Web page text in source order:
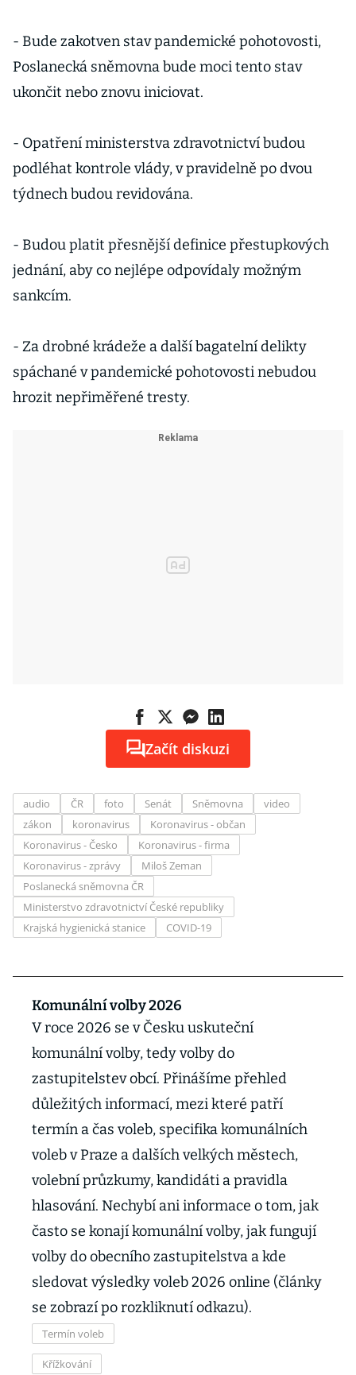
- Bude zakotven stav pandemické pohotovosti,
Poslanecká sněmovna bude moci tento stav
ukončit nebo znovu iniciovat.
- Opatření ministerstva zdravotnictví budou
podléhat kontrole vlády, v pravidelně po dvou
týdnech budou revidována.
- Budou platit přesnější definice přestupkových
jednání, aby co nejlépe odpovídaly možným
sankcím.
- Za drobné krádeže a další bagatelní delikty
spáchané v pandemické pohotovosti nebudou
hrozit nepřiměřené tresty.
Začít diskuzi
audio ČR foto Senát Sněmovna
video
zákon
koronavirus
Koronavirus - občan
Koronavirus - Česko
Koronavirus - firma
Koronavirus - zprávy
Miloš Zeman
Poslanecká sněmovna ČR
Ministerstvo zdravotnictví České republiky
Krajská hygienická stanice
COVID-19
Komunální volby 2026
V roce 2026 se v Česku uskuteční
komunální volby, tedy volby do
zastupitelstev obcí. Přinášíme přehled
důležitých informací, mezi které patří
termín a čas voleb, specifika komunálních
voleb v Praze a dalších velkých městech,
volební průzkumy, kandidáti a pravidla
hlasování. Nechybí ani informace o tom, jak
často se konají komunální volby, jak fungují
volby do obecního zastupitelstva a kde
sledovat výsledky voleb 2026 online (články
se zobrazí po rozkliknutí odkazu).
Termín voleb
Křížkování